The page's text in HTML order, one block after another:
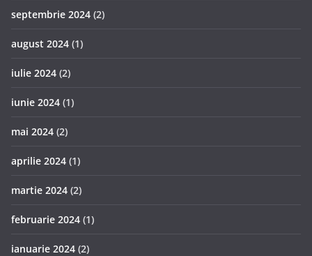
septembrie 2024 (2)
august 2024 (1)
iulie 2024 (2)
iunie 2024 (1)
mai 2024 (2)
aprilie 2024 (1)
martie 2024 (2)
februarie 2024 (1)
ianuarie 2024 (2)